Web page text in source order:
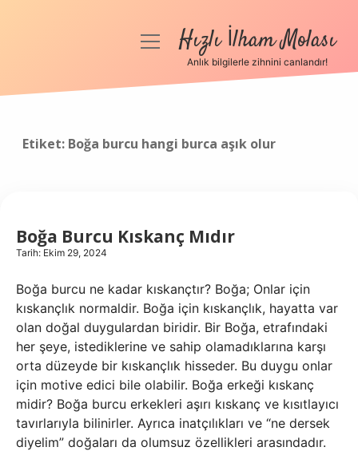
Anasayfa
menüyüHızlı İlham Molası
Anlık bilgilerle zihnini canlandır!
Etiket: Boğa burcu hangi burca aşık olur
Boğa Burcu Kıskanç Mıdır
Tarih: Ekim 29, 2024
Boğa burcu ne kadar kıskançtır? Boğa; Onlar için
kıskançlık normaldir. Boğa için kıskançlık, hayatta var
olan doğal duygulardan biridir. Bir Boğa, etrafındaki
her şeye, istediklerine ve sahip olamadıklarına karşı
orta düzeyde bir kıskançlık hisseder. Bu duygu onlar
için motive edici bile olabilir. Boğa erkeği kıskanç
midir? Boğa burcu erkekleri aşırı kıskanç ve kısıtlayıcı
tavırlarıyla bilinirler. Ayrıca inatçılıkları ve “ne dersek
diyelim” doğaları da olumsuz özellikleri arasındadır.